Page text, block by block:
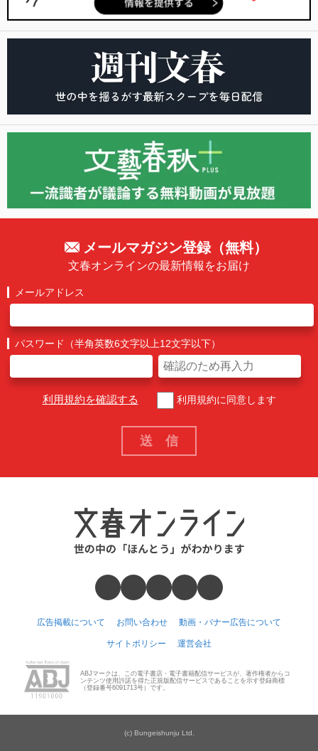
メールマガジン登録（無料）
文春オンラインの最新情報をお届け
メールアドレス
パスワード（半角英数6文字以上12文字以下）
利用規約を確認する 利用規約に同意します
広告掲載について お問い合わせ 動画・バナー広告について
サイトポリシー 運営会社
ABJマークは、この電子書店・電子書籍配信サービスが、著作権者からコ
ンテンツ使用許諾を得た正規版配信サービスであることを示す登録商標
（登録番号6091713号）です。
(c) Bungeishunju Ltd.